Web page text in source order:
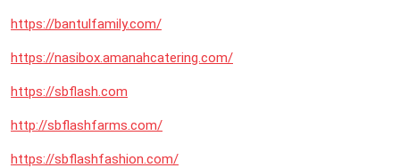
https://bantulfamily.com/
https://nasibox.amanahcatering.com/
https://sbflash.com
http://sbflashfarms.com/
https://sbflashfashion.com/